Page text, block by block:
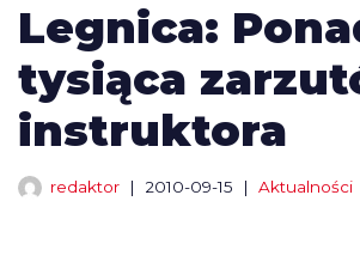
Legnica:
tysiąca
instruktora
redaktor 2010-09-15 Aktualności